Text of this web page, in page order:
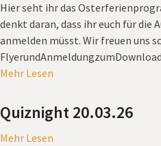
Hier seht ihr das
denkt daran, dass ihr euch für die
anmelden müsst. Wir freuen uns
FlyerundAnmeldungzumDownload
Mehr Lesen
Quiznight 20.03.26
Mehr Lesen